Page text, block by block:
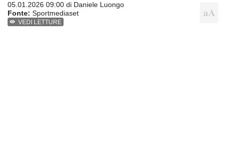
05.01.2026 09:00 di Daniele Luongo
Fonte: Sportmediaset
VEDI LETTURE